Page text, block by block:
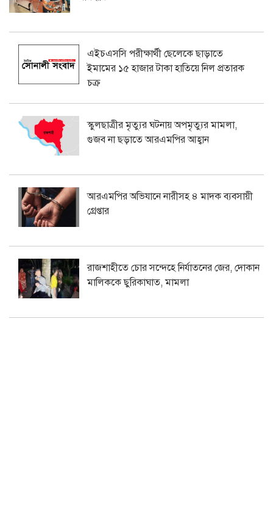
এইচএসসি পরীক্ষার্থী ছেলেকে ছাড়াতে
ইমামের ১৫ হাজার টাকা হাতিয়ে নিল প্রতারক
চক্র
স্কুলছাত্রীর মৃত্যুর ঘটনায় অপমৃত্যুর মামলা,
গুজব না ছড়াতে আরএমপির আহ্বান
আরএমপির অভিযানে নারীসহ ৪ মাদক ব্যবসায়ী
গ্রেপ্তার
রাজশাহীতে চোর সন্দেহে নির্যাতনের জের, দোকান
মালিককে ছুরিকাঘাত, মামলা